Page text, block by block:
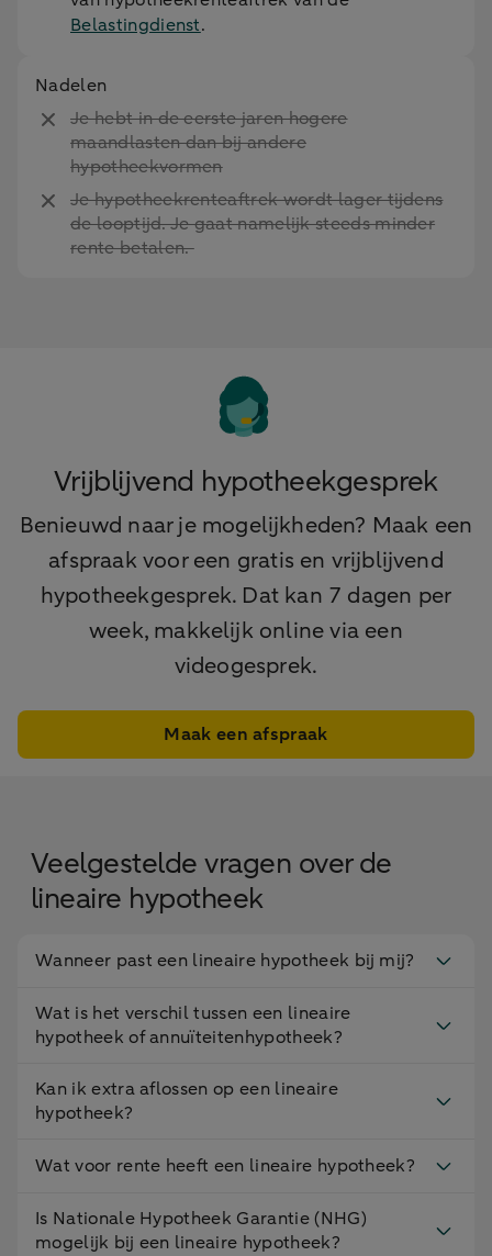
Belastingdienst.
Nadelen
Je hebt in de eerste jaren hogere
maandlasten dan bij andere
hypotheekvormen
Je hypotheekrenteaftrek wordt lager tijdens
de looptijd. Je gaat namelijk steeds minder
rente betalen.
Vrijblijvend hypotheekgesprek
Benieuwd naar je mogelijkheden? Maak een
afspraak voor een gratis en vrijblijvend
hypotheekgesprek. Dat kan 7 dagen per
week, makkelijk online via een
videogesprek.
Maak een afspraak
Veelgestelde vragen over de
lineaire hypotheek
Wanneer past een lineaire hypotheek bij mij?
Wat is het verschil tussen een lineaire
hypotheek of annuïteitenhypotheek?
Kan ik extra aflossen op een lineaire
hypotheek?
Wat voor rente heeft een lineaire hypotheek?
Is Nationale Hypotheek Garantie (NHG)
mogelijk bij een lineaire hypotheek?